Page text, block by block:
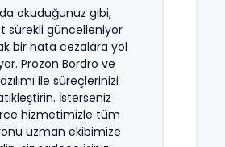
okuduğunuz gibi,
sürekli güncelleniyor
bir hata cezalara yol
Prozon Bordro ve
ile süreçlerinizi
İsterseniz
hizmetimizle tüm
uzman ekibimize